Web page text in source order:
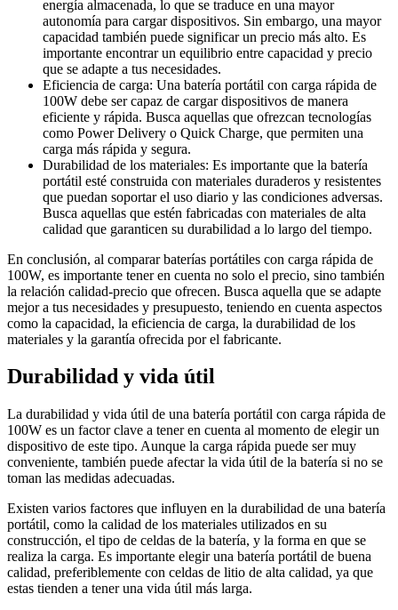
energía almacenada, lo que se traduce en una mayor
autonomía para cargar dispositivos. Sin embargo, una mayor
capacidad también puede significar un precio más alto. Es
importante encontrar un equilibrio entre capacidad y precio
que se adapte a tus necesidades.
Eficiencia de carga: Una batería portátil con carga rápida de
100W debe ser capaz de cargar dispositivos de manera
eficiente y rápida. Busca aquellas que ofrezcan tecnologías
como Power Delivery o Quick Charge, que permiten una
carga más rápida y segura.
Durabilidad de los materiales: Es importante que la batería
portátil esté construida con materiales duraderos y resistentes
que puedan soportar el uso diario y las condiciones adversas.
Busca aquellas que estén fabricadas con materiales de alta
calidad que garanticen su durabilidad a lo largo del tiempo.
En conclusión, al comparar baterías portátiles con carga rápida de
100W, es importante tener en cuenta no solo el precio, sino también
la relación calidad-precio que ofrecen. Busca aquella que se adapte
mejor a tus necesidades y presupuesto, teniendo en cuenta aspectos
como la capacidad, la eficiencia de carga, la durabilidad de los
materiales y la garantía ofrecida por el fabricante.
Durabilidad y vida útil
La durabilidad y vida útil de una batería portátil con carga rápida de
100W es un factor clave a tener en cuenta al momento de elegir un
dispositivo de este tipo. Aunque la carga rápida puede ser muy
conveniente, también puede afectar la vida útil de la batería si no se
toman las medidas adecuadas.
Existen varios factores que influyen en la durabilidad de una batería
portátil, como la calidad de los materiales utilizados en su
construcción, el tipo de celdas de la batería, y la forma en que se
realiza la carga. Es importante elegir una batería portátil de buena
calidad, preferiblemente con celdas de litio de alta calidad, ya que
estas tienden a tener una vida útil más larga.